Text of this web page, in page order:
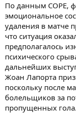
По данным COPE,
эмоциональное
удаления в матче
что ситуация
предполагалось
психического
дальнейших
Жоан Лапорта
поскольку после
болельщиков за
пропущенных